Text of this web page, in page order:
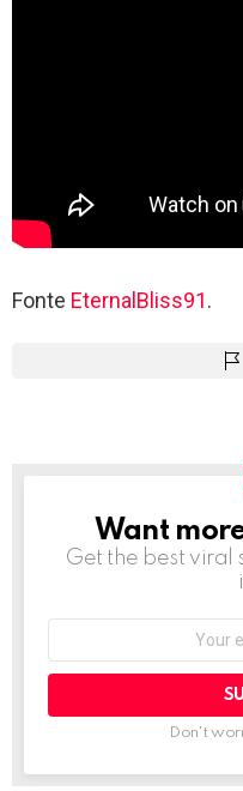
Fonte EternalBliss91.
NEWSLETTER
Want
Get the best viral
Don't